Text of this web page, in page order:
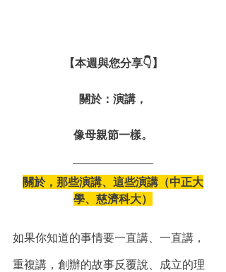
【本週與您分享👇】
關於：演講，
像母親節一樣。
關於，那些演講、這些演講（中正大
學、慈濟科大）
如果你知道的事情要一直講、一直講，
重複講，創辦的故事反覆說、成立的理